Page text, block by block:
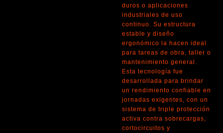
duros o aplicaciones
industriales de uso
continuo. Su estructura
estable y diseño
ergonómico la hacen ideal
para tareas de obra, taller o
mantenimiento general.
Esta tecnología fue
desarrollada para brindar
un rendimiento confiable en
jornadas exigentes, con un
sistema de triple protección
activa contra sobrecargas,
cortocircuitos y